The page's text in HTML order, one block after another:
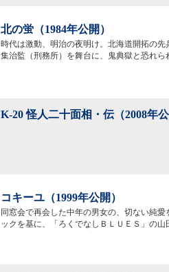
北の蛍（1984年公開）
時代は激動、明治の夜明け。北海道開拓の
集治監（刑務所）を舞台に、鬼典獄と恐れ
K-20 怪人二十面相・伝（2008年
コキーユ（1999年公開）
同窓会で再会した中年の男女の、切ない純
ックを基に、「ろくでなしＢＬＵＥＳ」の